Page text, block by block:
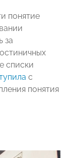
понятие
за
списки
с
понятия